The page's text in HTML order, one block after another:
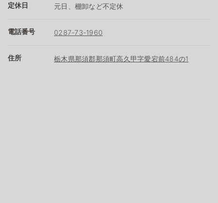
定休日 元日、棚卸など不定休
電話番号 0287-73-1960
住所 栃木県那須郡那須町高久甲字愛宕前484の1